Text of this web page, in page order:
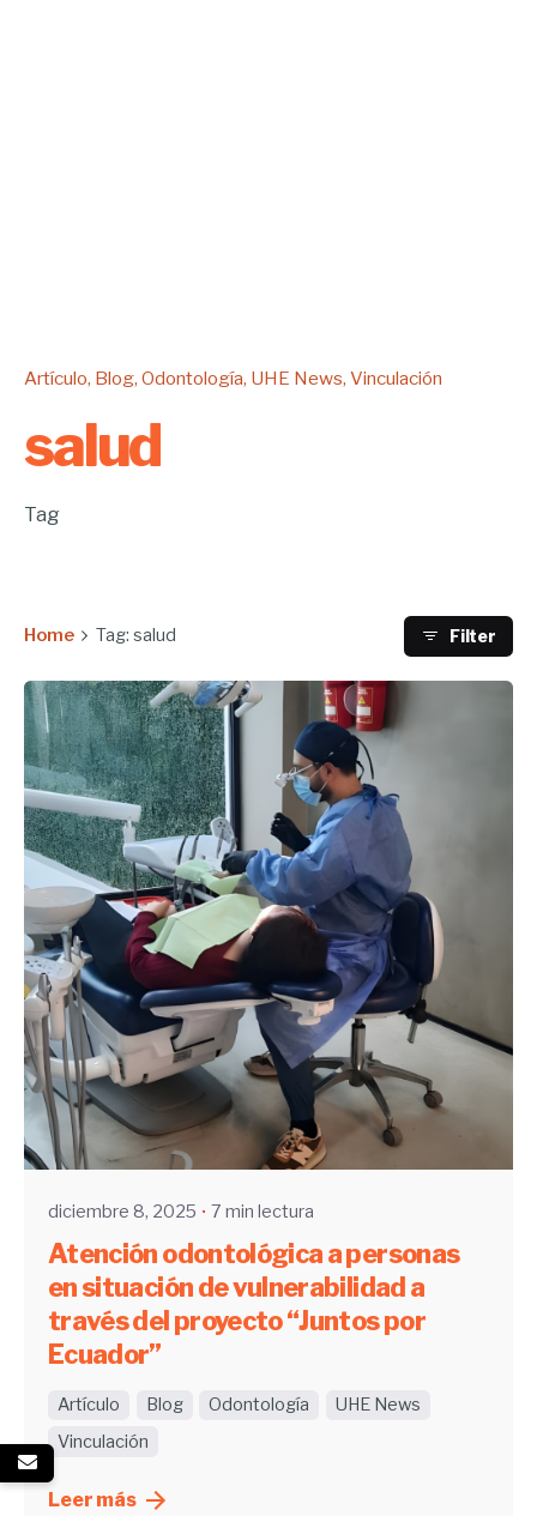
Artículo Blog Odontología UHE News Vinculación
salud
Tag
Home Tag: salud Filter
UHE
diciembre 8, 2025 7 min lectura
Atención odontológica a personas
en situación de vulnerabilidad a
través del proyecto “Juntos por
Ecuador”
Artículo Blog Odontología
UHE News
Vinculación
Leer más